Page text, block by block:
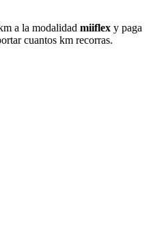
a la modalidad miiflex y paga
cuantos km recorras.